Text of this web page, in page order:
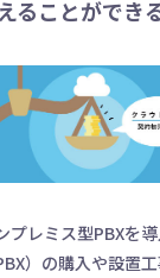
ることができ
プレミス型PBXを
）の購入や設置